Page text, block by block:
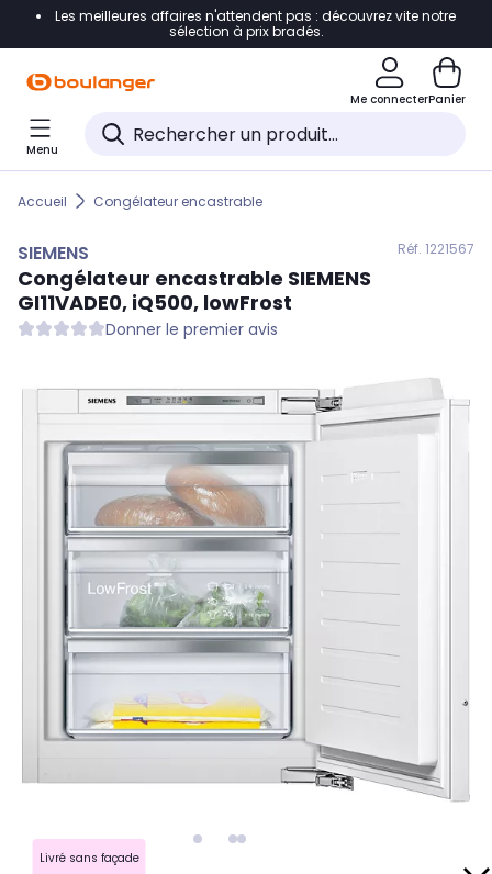
Accéder directement à la navigation
Accéder directement au pied de page
Accéder directement au chatbot
Les meilleures affaires n'attendent pas : découvrez vite notre
sélection à prix bradés.
Me connecterPanier
Menu
Accueil Congélateur encastrable
SIEMENS Réf. 1221567
Congélateur encastrable SIEMENS
GI11VADE0, iQ500, lowFrost
Donner le premier avis
Livré sans façade